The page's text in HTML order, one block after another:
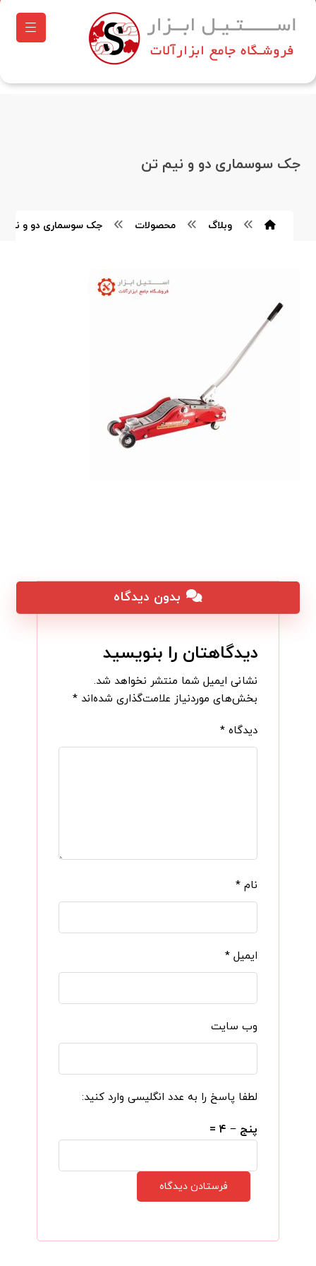
جک سوسماری دو و نیم تن
وبلاگ محصولات جک سوسماری دو و نیم
بدون دیدگاه
دیدگاهتان را بنویسید
نشانی ایمیل شما منتشر نخواهد شد.
بخش‌های موردنیاز علامت‌گذاری شده‌اند*
دیدگاه*
نام*
ایمیل*
وب‌ سایت
لطفا پاسخ را به عدد انگلیسی وارد کنید:
پنج − ۴ =